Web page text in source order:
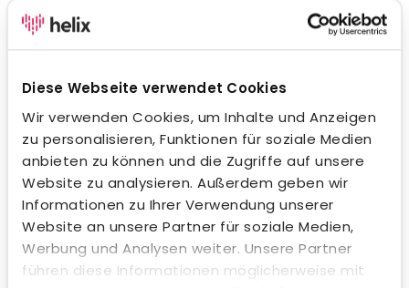
Diese Webseite verwendet Cookies
Wir verwenden Cookies, um Inhalte und Anzeigen
zu personalisieren, Funktionen für soziale Medien
anbieten zu können und die Zugriffe auf unsere
Website zu analysieren. Außerdem geben wir
Informationen zu Ihrer Verwendung unserer
Website an unsere Partner für soziale Medien,
Werbung und Analysen weiter. Unsere Partner
führen diese Informationen möglicherweise mit
Rechtsgrundlage für den Einsatz ist unser berechtigtes
Interesse an der Sicherheit und dem störungsfreien Betrieb
Weitere Informationen findest du in der
Datenschutzerklärung von Cloudflare:
https://www.cloudflare.com/privacypolicy/
Marketing mit ActiveCampaign
Für Marketing-Automation und die Analyse des
Nutzungsverhaltens setzen wir den Dienst
ActiveCampaign ein. Anbieter ist ActiveCampaign, LLC, 1
North Dearborn Street, Chicago, IL 60602, USA.